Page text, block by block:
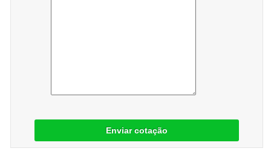
Enviar cotação